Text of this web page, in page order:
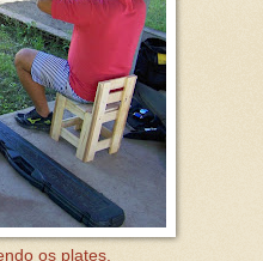
os plates.